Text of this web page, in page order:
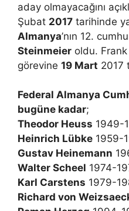
aday olmayacağını
Şubat 2017 tarihinde
Almanya’nın 12.
Steinmeier oldu.
görevine 19 Mart 2017
Federal Almanya
bugüne kadar;
Theodor Heuss 1949-
Heinrich Lübke 1959-
Gustav Heinemann
Walter Scheel 1974-
Karl Carstens 1979-
Richard von